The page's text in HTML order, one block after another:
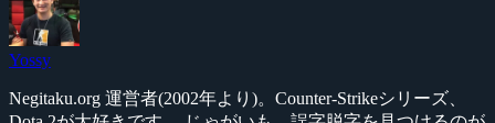
Yossy
Negitaku.org 運営者(2002年より)。Counter-Strikeシリーズ、